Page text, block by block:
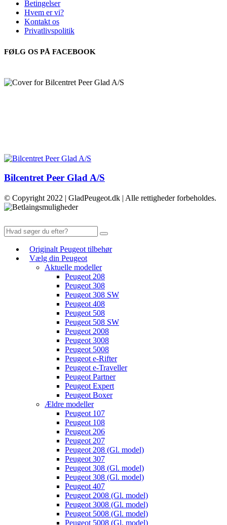
Betingelser
Hvem er vi?
Kontakt os
Privatlivspolitik
FØLG OS PÅ FACEBOOK
Bilcentret Peer Glad A/S
© Copyright 2022 | GladPeugeot.dk | Alle rettigheder forbeholdes.
Originalt Peugeot tilbehør
Vælg din Peugeot
Aktuelle modeller
Peugeot 208
Peugeot 308
Peugeot 308 SW
Peugeot 408
Peugeot 508
Peugeot 508 SW
Peugeot 2008
Peugeot 3008
Peugeot 5008
Peugeot e-Rifter
Peugeot e-Traveller
Peugeot Partner
Peugeot Expert
Peugeot Boxer
Ældre modeller
Peugeot 107
Peugeot 108
Peugeot 206
Peugeot 207
Peugeot 208 (Gl. model)
Peugeot 307
Peugeot 308 (Gl. model)
Peugeot 308 (Gl. model)
Peugeot 407
Peugeot 2008 (Gl. model)
Peugeot 3008 (Gl. model)
Peugeot 5008 (Gl. model)
Peugeot 5008 (Gl. model)